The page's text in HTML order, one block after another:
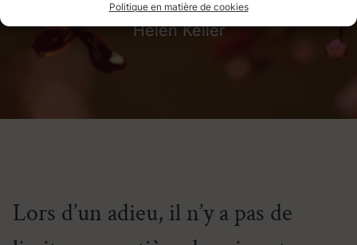
Politique en matière de cookies
Helen Keller
Lors d’un adieu, il n’y a pas de